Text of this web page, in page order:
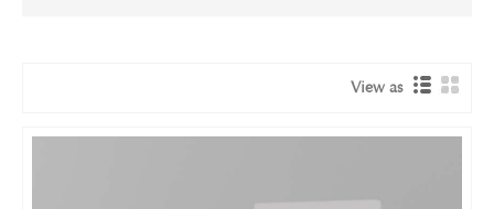
View as